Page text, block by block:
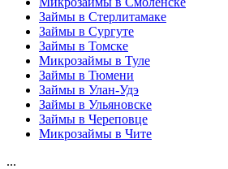
Займы в Стерлитамаке
Займы в Сургуте
Займы в Томске
Микрозаймы в Туле
Займы в Тюмени
Займы в Улан-Удэ
Займы в Ульяновске
Займы в Череповце
Микрозаймы в Чите
...